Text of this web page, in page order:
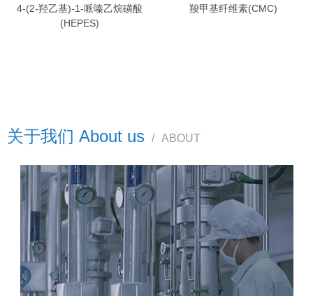
4-(2-羟乙基)-1-哌嗪乙烷磺酸
(HEPES)
羧甲基纤维素(CMC)
关于我们 About us / ABOUT